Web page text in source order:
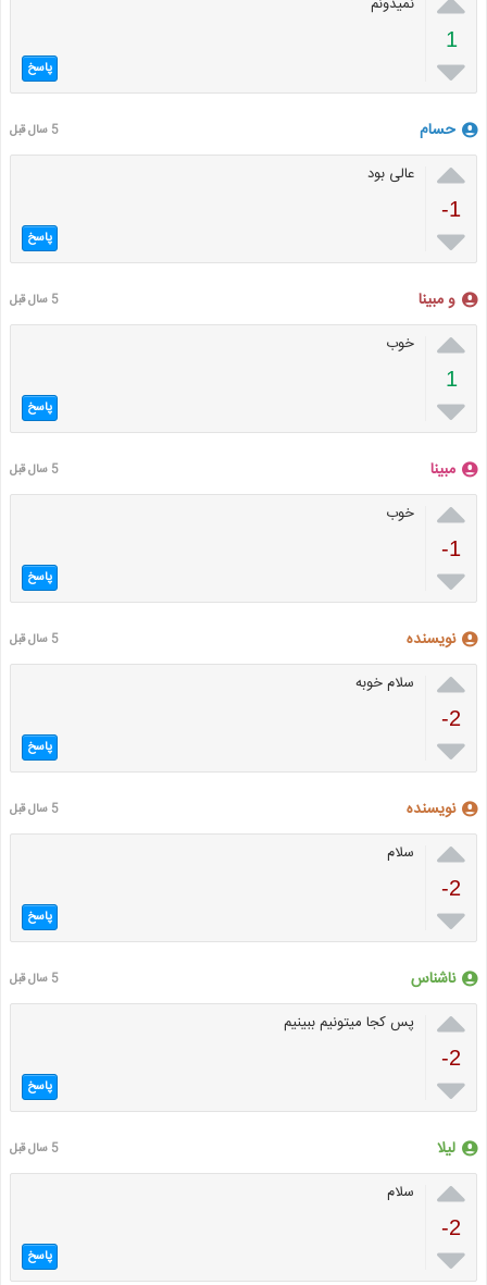
1
 پاسخ
حسام 5 سال قبل

-1

عالی بود
پاسخ
و مبینا 5 سال قبل

1

خوب
پاسخ
مبینا 5 سال قبل

-1

خوب
پاسخ
نویسنده 5 سال قبل

-2

سلام خوبه
پاسخ
نویسنده 5 سال قبل

-2

سلام
پاسخ
ناشناس 5 سال قبل

-2

پس کجا میتونیم ببینیم
پاسخ
لیلا 5 سال قبل

-2

سلام
پاسخ